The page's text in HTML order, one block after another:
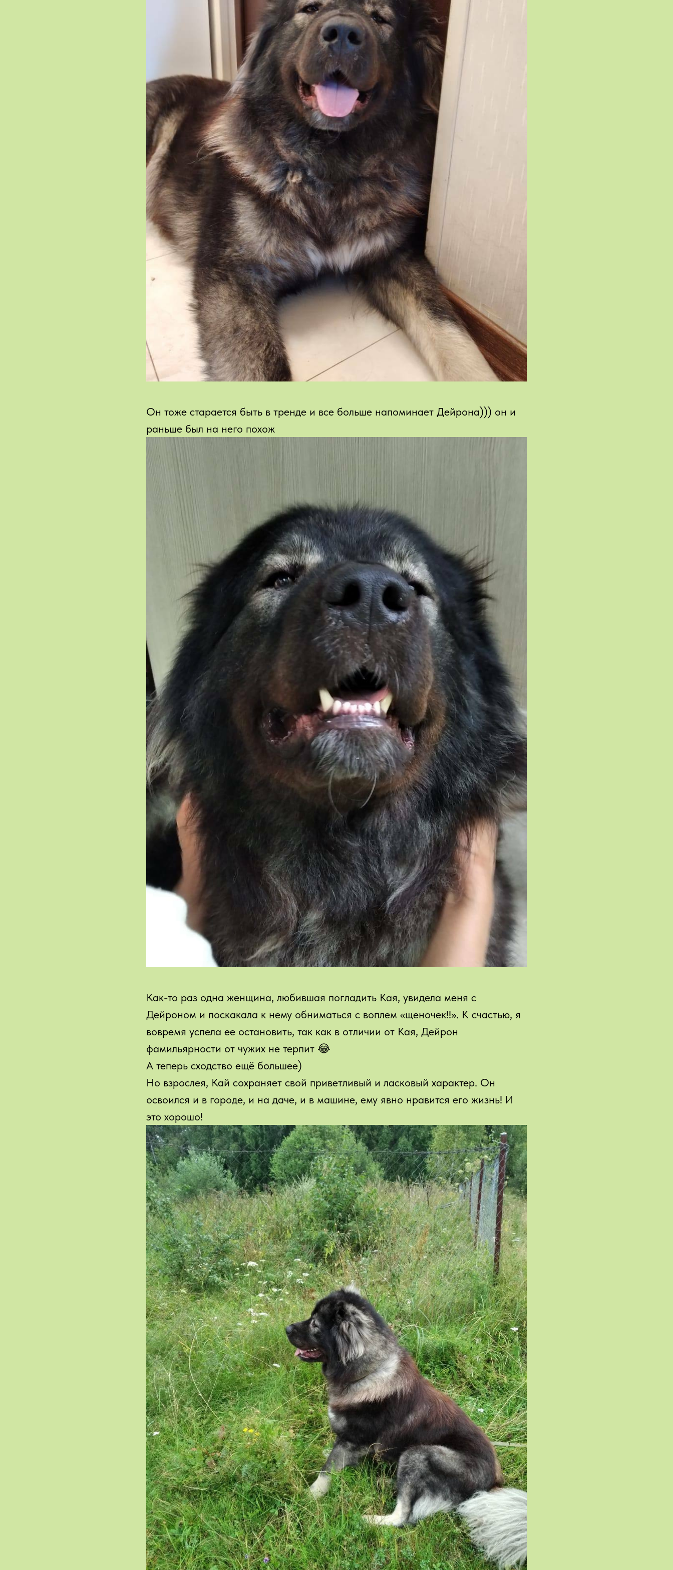
Он тоже старается быть в тренде и все больше напоминает Дейрона))) он и
раньше был на него похож
Как-то раз одна женщина, любившая погладить Кая, увидела меня с
Дейроном и поскакала к нему обниматься с воплем «щеночек!!». К счастью, я
вовремя успела ее остановить, так как в отличии от Кая, Дейрон
фамильярности от чужих не терпит 😂
А теперь сходство ещё большее)
Но взрослея, Кай сохраняет свой приветливый и ласковый характер. Он
освоился и в городе, и на даче, и в машине, ему явно нравится его жизнь! И
это хорошо!